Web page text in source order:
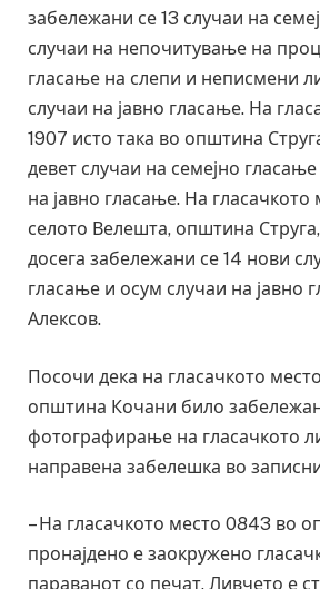
забележани се 13 случаи на
случаи на непочитување на
гласање на слепи и неписмени
случаи на јавно гласање. На
1907 исто така во општина
девет случаи на семејно
на јавно гласање. На гласачкото
селото Велешта, општина
досега забележани се 14 нови
гласање и осум случаи на јавно
Алексов.
Посочи дека на гласачкото
општина Кочани било
фотографирање на гласачкото
направена забелешка во
– На гласачкото место 0843 во
пронајдено е заокружено
параванот со печат. Ливчето е